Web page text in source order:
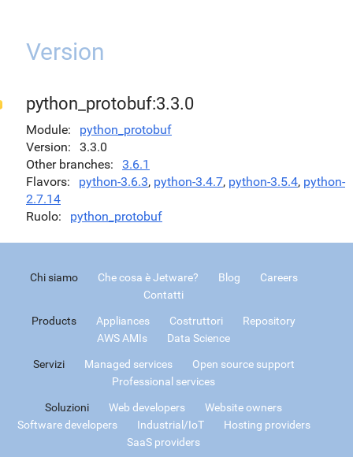
Version
python_protobuf:3.3.0
Module
python_protobuf
Version
3.3.0
Other branches
3.6.1
Flavors
python-3.6.3, python-3.4.7, python-3.5.4, python-
2.7.14
Ruolo
python_protobuf
Chi siamo Che cosa è Jetware? Blog
Careers
Contatti
Products Appliances Costruttori
Repository
AWS AMIs
Data Science
Servizi Managed services
Open source support
Professional services
Soluzioni Web developers
Website owners
Software developers
Industrial/IoT
Hosting providers
SaaS providers